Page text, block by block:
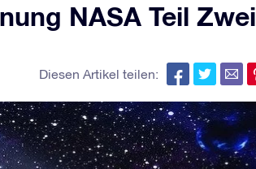
NASA Teil Zwei
Diesen Artikel teilen: